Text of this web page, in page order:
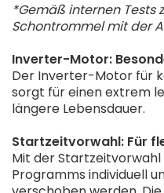
*Gemäß internen Tests
Schontrommel mit der
Inverter-Motor:
Der Inverter-Motor für
sorgt für einen extrem
längere Lebensdauer.
Startzeitvorwahl: Für
Mit der
Programms individuell